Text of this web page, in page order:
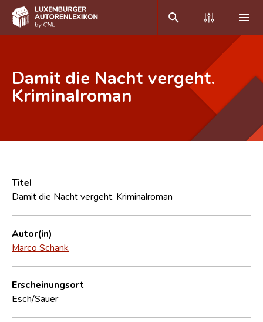
DE FR
Häufige Fragen und Antworten
CNL
Forschungsgruppe
Kontakt
Damit die Nacht vergeht.
Kriminalroman
Titel
Damit die Nacht vergeht. Kriminalroman
Autor(in)
Marco Schank
Erscheinungsort
Esch/Sauer